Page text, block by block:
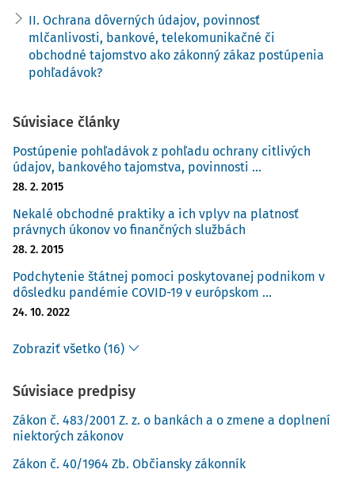
II. Ochrana dôverných údajov, povinnosť
mlčanlivosti, bankové, telekomunikačné či
obchodné tajomstvo ako zákonný zákaz postúpenia
pohľadávok?
Súvisiace články
Postúpenie pohľadávok z pohľadu ochrany citlivých
údajov, bankového tajomstva, povinnosti ...
28. 2. 2015
Nekalé obchodné praktiky a ich vplyv na platnosť
právnych úkonov vo finančných službách
28. 2. 2015
Podchytenie štátnej pomoci poskytovanej podnikom v
dôsledku pandémie COVID-19 v európskom ...
24. 10. 2022
Zobraziť všetko (16)
Súvisiace predpisy
Zákon č. 483/2001 Z. z. o bankách a o zmene a doplnení
niektorých zákonov
Zákon č. 40/1964 Zb. Občiansky zákonník